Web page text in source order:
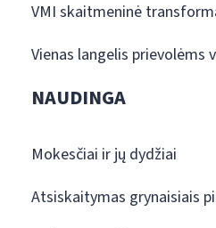
VMI skaitmeninė
Vienas langelis prievolėms
NAUDINGA
Mokesčiai ir jų dydžiai
Atsiskaitymas grynaisiais